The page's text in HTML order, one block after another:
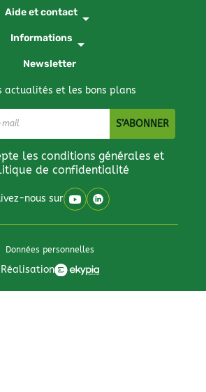
Aide et contact arrow_drop_down
Informations arrow_drop_down
Newsletter
actualités et les bons plans
les conditions générales et
de confidentialité
nous sur
Données personnelles
Réalisation